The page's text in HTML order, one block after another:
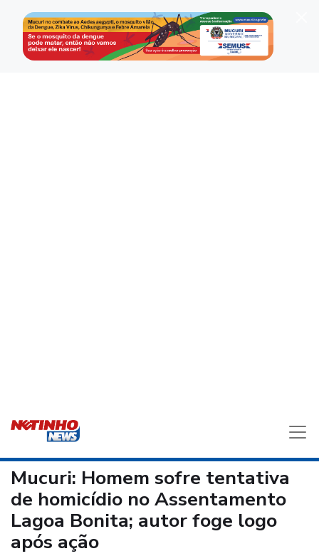
Mucuri: Homem sofre tentativa
de homicídio no Assentamento
Lagoa Bonita; autor foge logo
após ação